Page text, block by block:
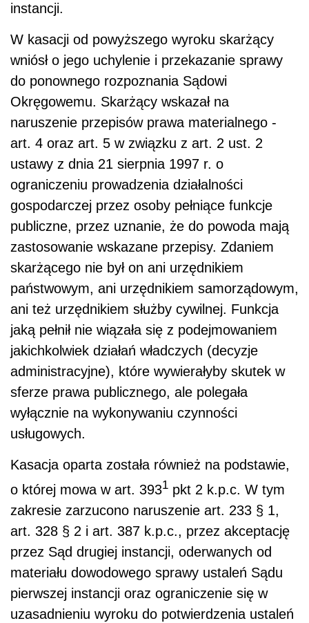
instancji.
W kasacji od powyższego wyroku skarżący
wniósł o jego uchylenie i przekazanie sprawy
do ponownego rozpoznania Sądowi
Okręgowemu. Skarżący wskazał na
naruszenie przepisów prawa materialnego -
art. 4 oraz art. 5 w związku z art. 2 ust. 2
ustawy z dnia 21 sierpnia 1997 r. o
ograniczeniu prowadzenia działalności
gospodarczej przez osoby pełniące funkcje
publiczne, przez uznanie, że do powoda mają
zastosowanie wskazane przepisy. Zdaniem
skarżącego nie był on ani urzędnikiem
państwowym, ani urzędnikiem samorządowym,
ani też urzędnikiem służby cywilnej. Funkcja
jaką pełnił nie wiązała się z podejmowaniem
jakichkolwiek działań władczych (decyzje
administracyjne), które wywierałyby skutek w
sferze prawa publicznego, ale polegała
wyłącznie na wykonywaniu czynności
usługowych.
Kasacja oparta została również na podstawie,
o której mowa w art. 3931 pkt 2 k.p.c. W tym
zakresie zarzucono naruszenie art. 233 § 1,
art. 328 § 2 i art. 387 k.p.c., przez akceptację
przez Sąd drugiej instancji, oderwanych od
materiału dowodowego sprawy ustaleń Sądu
pierwszej instancji oraz ograniczenie się w
uzasadnieniu wyroku do potwierdzenia ustaleń